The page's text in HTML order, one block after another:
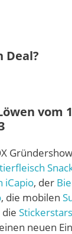
Deal?
vom
iCapio, der
, die mobilen
die
neuen